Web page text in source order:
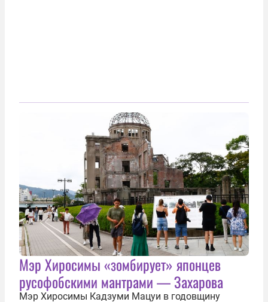
Мэр Хиросимы «зомбирует» японцев
русофобскими мантрами — Захарова
Мэр Хиросимы Кадзуми Мацуи в годовщину